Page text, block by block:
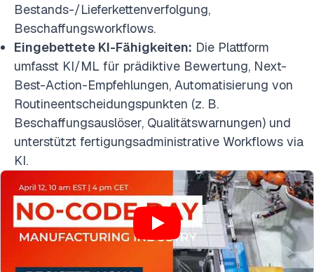
Bestands-/Lieferkettenverfolgung,
Beschaffungsworkflows.
Eingebettete KI-Fähigkeiten: Die Plattform
umfasst KI/ML für prädiktive Bewertung, Next-
Best-Action-Empfehlungen, Automatisierung von
Routineentscheidungspunkten (z. B.
Beschaffungsauslöser, Qualitätswarnungen) und
unterstützt fertigungsadministrative Workflows via
KI.